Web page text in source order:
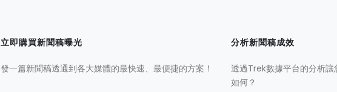
立即購買新聞稿曝光
發一篇新聞稿透通到各大媒體的最快速、最便捷的方案！
分析新聞稿成效
透過Trek數據平台的分析
如何？